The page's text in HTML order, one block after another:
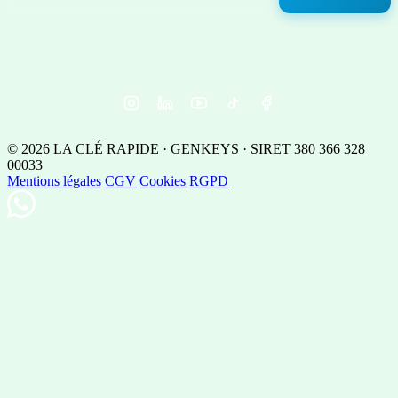
© 2026 LA CLÉ RAPIDE · GENKEYS · SIRET 380 366 328
00033
Mentions légales CGV Cookies RGPD